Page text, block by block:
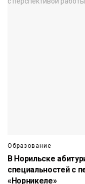
Образование
В Норильске
специальностей с
«Норникеле»